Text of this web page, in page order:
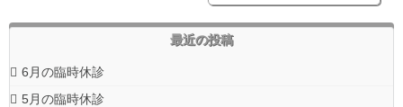
最近の投稿
6月の臨時休診
5月の臨時休診